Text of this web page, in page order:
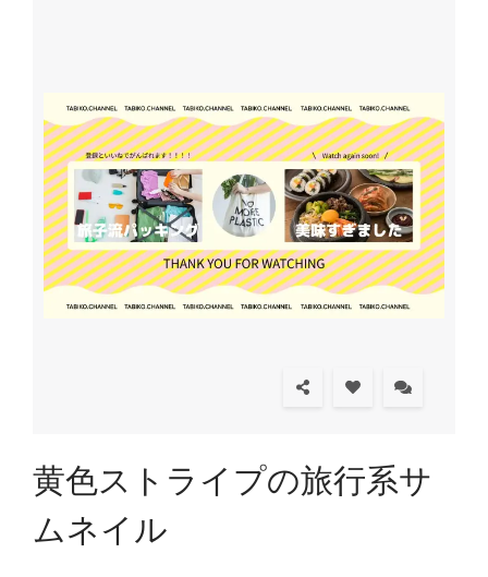
黄色ストライプの旅行系サ
ムネイル